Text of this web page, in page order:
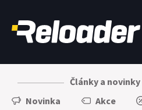
Články a novinky
Novinka
Akce